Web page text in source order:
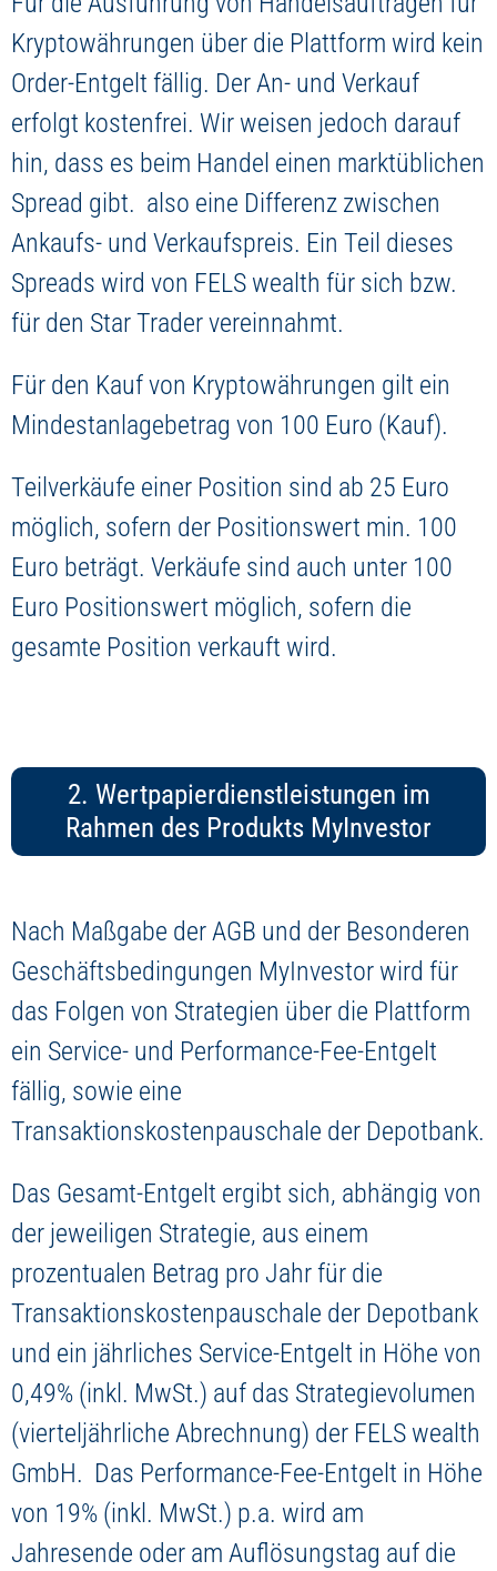
Kryptowährungen über die Plattform wird kein
Order-Entgelt fällig. Der An- und Verkauf
erfolgt kostenfrei. Wir weisen jedoch darauf
hin, dass es beim Handel einen marktüblichen
Spread gibt. also eine Differenz zwischen
Ankaufs- und Verkaufspreis. Ein Teil dieses
Spreads wird von FELS wealth für sich bzw.
für den Star Trader vereinnahmt.
Für den Kauf von Kryptowährungen gilt ein
Mindestanlagebetrag von 100 Euro (Kauf).
Teilverkäufe einer Position sind ab 25 Euro
möglich, sofern der Positionswert min. 100
Euro beträgt. Verkäufe sind auch unter 100
Euro Positionswert möglich, sofern die
gesamte Position verkauft wird.
2. Wertpapierdienstleistungen im
Rahmen des Produkts MyInvestor
Nach Maßgabe der AGB und der Besonderen
Geschäftsbedingungen MyInvestor wird für
das Folgen von Strategien über die Plattform
ein Service- und Performance-Fee-Entgelt
fällig, sowie eine
Transaktionskostenpauschale der Depotbank.
Das Gesamt-Entgelt ergibt sich, abhängig von
der jeweiligen Strategie, aus einem
prozentualen Betrag pro Jahr für die
Transaktionskostenpauschale der Depotbank
und ein jährliches Service-Entgelt in Höhe von
0,49% (inkl. MwSt.) auf das Strategievolumen
(vierteljährliche Abrechnung) der FELS wealth
GmbH. Das Performance-Fee-Entgelt in Höhe
von 19% (inkl. MwSt.) p.a. wird am
Jahresende oder am Auflösungstag auf die